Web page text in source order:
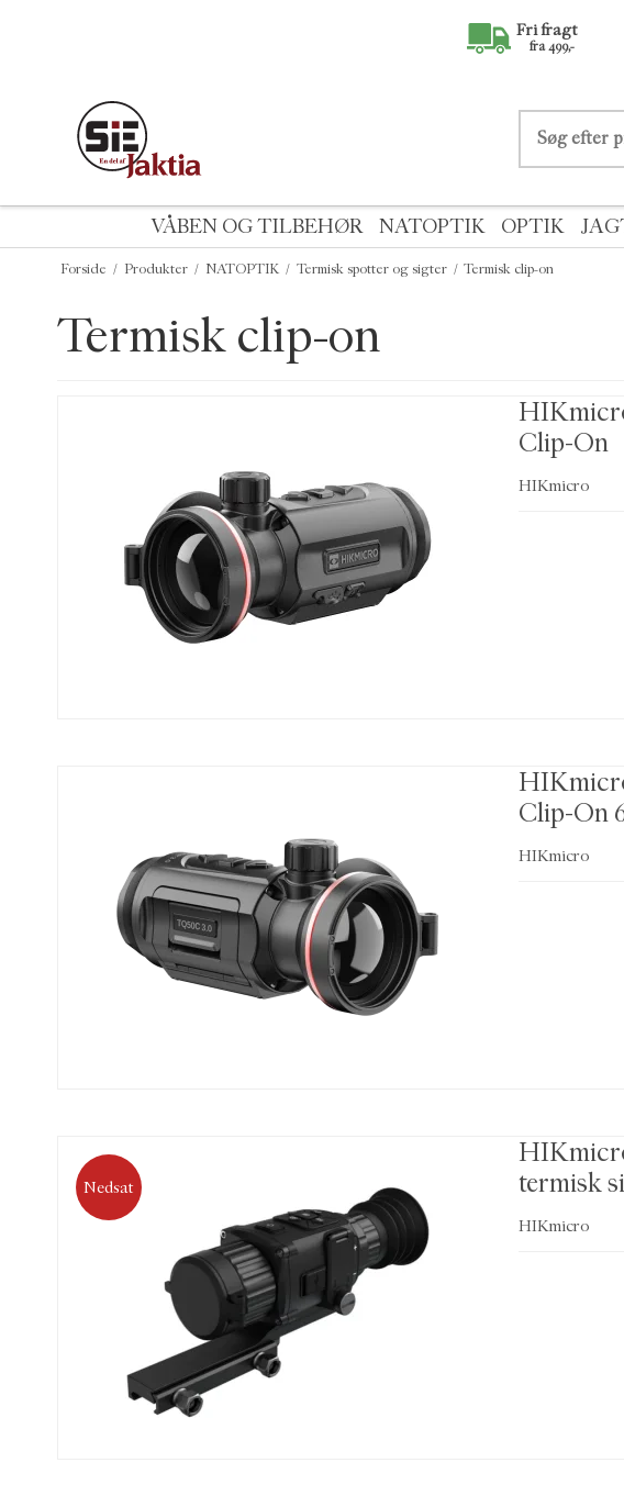
Fri fragt
fra 499,-
VÅBEN OG TILBEHØR NATOPTIK OPTIK
Forside / Produkter / NATOPTIK / Termisk spotter og sigter / Termisk clip-on
Termisk clip-on
Clip-On
HIKmicro
Clip-On
HIKmicro
Nedsat
termisk
HIKmicro